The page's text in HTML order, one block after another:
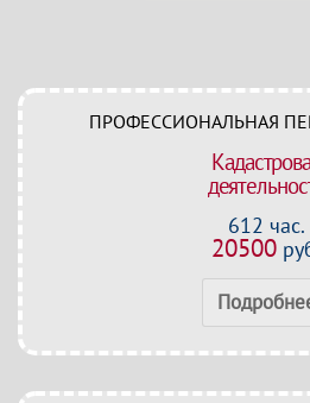
ПРОФЕССИОНАЛЬНАЯ
612 час.
20500